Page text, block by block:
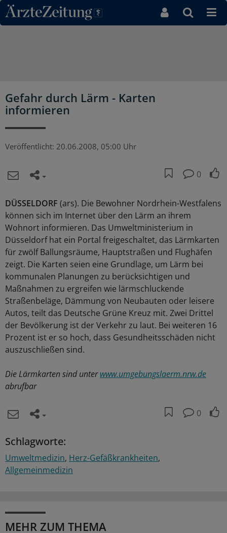
Direkt zum Inhaltsbereich
Gefahr durch Lärm - Karten
informieren
Veröffentlicht: 20.06.2008, 05:00 Uhr
0
DÜSSELDORF (ars). Die Bewohner Nordrhein-Westfalens
können sich im Internet über den Lärm an ihrem
Wohnort informieren. Das Umweltministerium in
Düsseldorf hat ein Portal freigeschaltet, das Lärmkarten
für zwölf Ballungsräume, Hauptstraßen und Flughäfen
zeigt. Die Karten seien eine Grundlage, um Lärm bei
kommunalen Planungen zu berücksichtigen und
Maßnahmen zu ergreifen wie lärmschluckende
Straßenbeläge, Dämmung von Neubauten oder leisere
Autos, teilt das Deutsche Grüne Kreuz mit. Zwei Drittel
der Bevölkerung ist der Verkehr zu laut. Bei weiteren 16
Prozent ist er so hoch, dass Gesundheitsschäden nicht
auszuschließen sind.
Die Lärmkarten sind unterwww.umgebungslaerm.nrw.de
abrufbar
0
Schlagworte:
Umweltmedizin Herz-Gefäßkrankheiten
Allgemeinmedizin
MEHR ZUM THEMA